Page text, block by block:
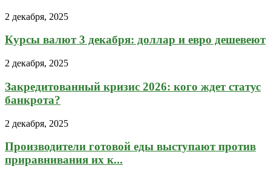
2 декабря, 2025
Курсы валют 3 декабря: доллар и евро дешевеют
2 декабря, 2025
Закредитованный кризис 2026: кого ждет статус
банкрота?
2 декабря, 2025
Производители готовой еды выступают против
приравнивания их к...